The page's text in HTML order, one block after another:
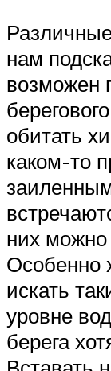
нам
возможен
обитать
каком-то
них можно
Особенно
искать
уровне
берега